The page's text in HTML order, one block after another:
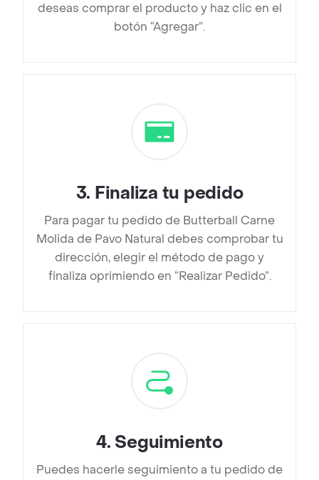
deseas comprar el producto y haz clic en el
botón “Agregar”.
3. Finaliza tu pedido
Para pagar tu pedido de Butterball Carne
Molida de Pavo Natural debes comprobar tu
dirección, elegir el método de pago y
finaliza oprimiendo en “Realizar Pedido”.
4. Seguimiento
Puedes hacerle seguimiento a tu pedido de